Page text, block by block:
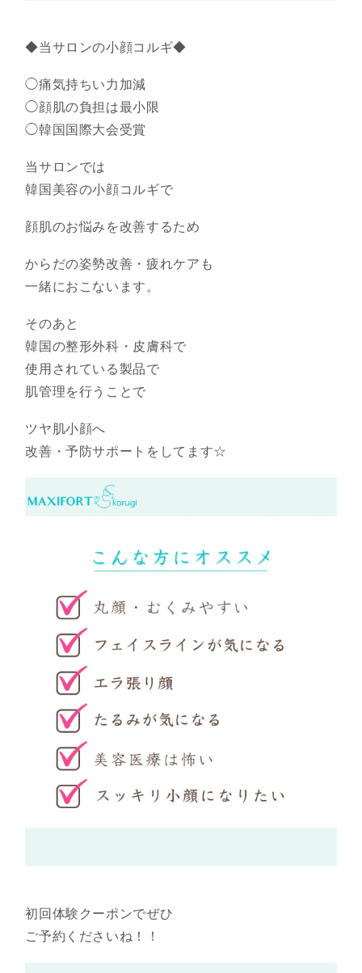
◆当サロンの小顔コルギ◆
◯痛気持ちい力加減
◯顔肌の負担は最小限
◯韓国国際大会受賞
当サロンでは
韓国美容の小顔コルギで
顔肌のお悩みを改善するため
からだの姿勢改善・疲れケアも
一緒におこないます。
そのあと
韓国の整形外科・皮膚科で
使用されている製品で
肌管理を行うことで
ツヤ肌小顔へ
改善・予防サポートをしてます☆
初回体験クーポンでぜひ
ご予約くださいね！！